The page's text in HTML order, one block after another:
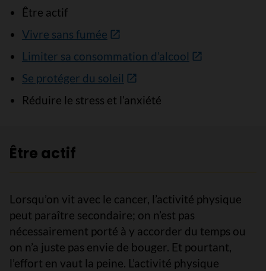
Être actif
Vivre sans fumée
Limiter sa consommation d’alcool
Se protéger du soleil
Réduire le stress et l’anxiété
Être actif
Lorsqu’on vit avec le cancer, l’activité physique
peut paraître secondaire; on n’est pas
nécessairement porté à y accorder du temps ou
on n’a juste pas envie de bouger. Et pourtant,
l’effort en vaut la peine. L’activité physique